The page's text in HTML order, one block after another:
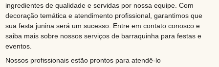
ingredientes de qualidade e servidas por nossa equipe. Com
decoração temática e atendimento profissional, garantimos que
sua festa junina será um sucesso. Entre em contato conosco e
saiba mais sobre nossos serviços de barraquinha para festas e
eventos.
Nossos profissionais estão prontos para atendê-lo